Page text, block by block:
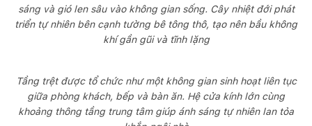
sáng và gió len sâu vào không gian sống. Cây nhiệt đới phát
triển tự nhiên bên cạnh tường bê tông thô, tạo nên bầu không
khí gần gũi và tĩnh lặng
Tầng trệt được tổ chức như một không gian sinh hoạt liên tục
giữa phòng khách, bếp và bàn ăn. Hệ cửa kính lớn cùng
khoảng thông tầng trung tâm giúp ánh sáng tự nhiên lan tỏa